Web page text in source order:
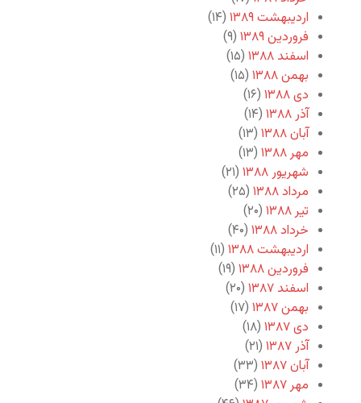
اردیبهشت ۱۳۸۹
(۱۴)
فروردین ۱۳۸۹
(۹)
اسفند ۱۳۸۸
(۱۵)
بهمن ۱۳۸۸
(۱۵)
دی ۱۳۸۸
(۱۶)
آذر ۱۳۸۸
(۱۴)
آبان ۱۳۸۸
(۱۳)
مهر ۱۳۸۸
(۱۳)
شهریور ۱۳۸۸
(۲۱)
مرداد ۱۳۸۸
(۲۵)
تیر ۱۳۸۸
(۲۰)
خرداد ۱۳۸۸
(۴۰)
اردیبهشت ۱۳۸۸
(۱۱)
فروردین ۱۳۸۸
(۱۹)
اسفند ۱۳۸۷
(۲۰)
بهمن ۱۳۸۷
(۱۷)
دی ۱۳۸۷
(۱۸)
آذر ۱۳۸۷
(۲۱)
آبان ۱۳۸۷
(۳۳)
مهر ۱۳۸۷
(۳۴)